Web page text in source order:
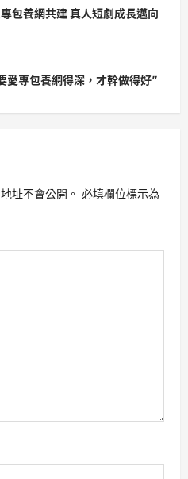
包養網共建 真人短劇成長邁向
愛專包養網得深，才幹做得好”
址不會公開。 必填欄位標示為